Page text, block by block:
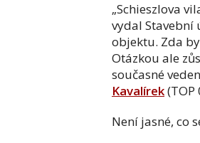
„Schieszlova
vydal Stavební
objektu. Zda
Otázkou ale
současné
Kavalírek(TOP
Není jasné, co